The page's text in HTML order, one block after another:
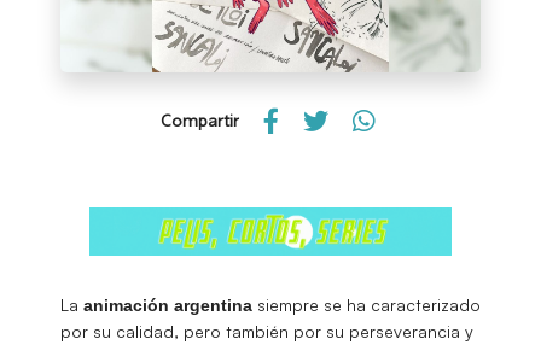
Compartir
La animación argentina siempre se ha caracterizado
por su calidad, pero también por su perseverancia y